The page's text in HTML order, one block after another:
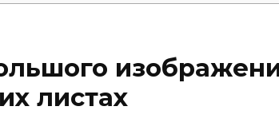
листах